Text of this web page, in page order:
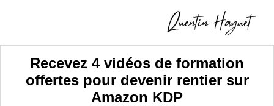
Recevez 4 vidéos de formation
offertes pour devenir rentier sur
Amazon KDP